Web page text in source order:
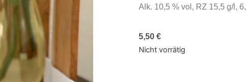
Alk. 10,5 % vol, RZ 15,5 g/l,
5,50 €
Nicht vorrätig